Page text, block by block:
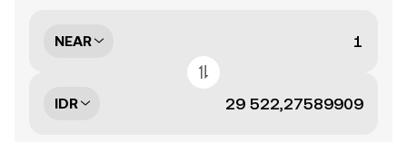
NEAR
IDR